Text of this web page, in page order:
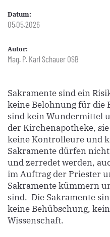
Datum:
05.05.2026
Autor:
Mag. P. Karl Schauer OSB
Sakramente sind ein
keine Belohnung für die
sind kein Wundermittel
der Kirchenapotheke,
keine Kontrolleure und
Sakramente dürfen
und zerredet werden,
im Auftrag der Priester
Sakramente kümmern
sind. Die Sakramente
keine Behübschung,
Wissenschaft.